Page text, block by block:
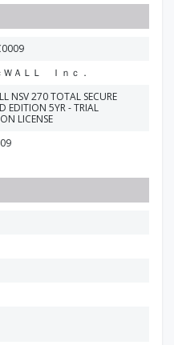
ＷＡＬＬ Ｉｎｃ．
NSV 270 TOTAL SECURE
EDITION 5YR - TRIAL
LICENSE